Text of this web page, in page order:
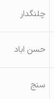
چلنگدار
حسن اباد